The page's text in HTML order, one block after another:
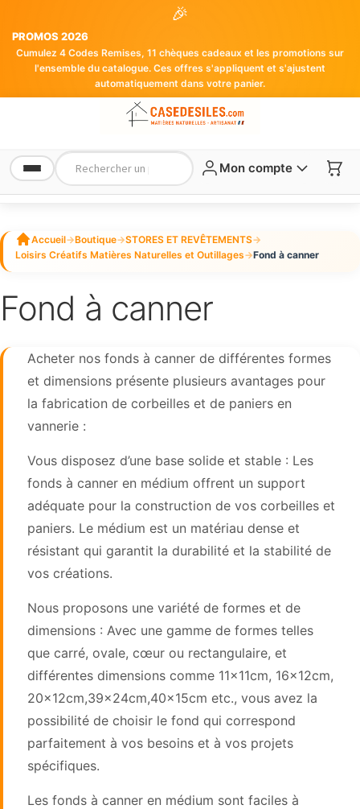
🎉
PROMOS 2026
Cumulez 4 Codes Remises, 11 chèques cadeaux et les promotions sur
l'ensemble du catalogue. Ces offres s'appliquent et s'ajustent
automatiquement dans votre panier.
Mon compte
Accueil→Boutique→STORES ET REVÊTEMENTS→
Loisirs Créatifs Matières Naturelles et Outillages→Fond à canner
Fond à canner
Acheter nos fonds à canner de différentes formes
et dimensions présente plusieurs avantages pour
la fabrication de corbeilles et de paniers en
vannerie :
Vous disposez d’une base solide et stable : Les
fonds à canner en médium offrent un support
adéquate pour la construction de vos corbeilles et
paniers. Le médium est un matériau dense et
résistant qui garantit la durabilité et la stabilité de
vos créations.
Nous proposons une variété de formes et de
dimensions : Avec une gamme de formes telles
que carré, ovale, cœur ou rectangulaire, et
différentes dimensions comme 11x11cm, 16x12cm,
20x12cm,39x24cm,40x15cm etc., vous avez la
possibilité de choisir le fond qui correspond
parfaitement à vos besoins et à vos projets
spécifiques.
Les fonds à canner en médium sont faciles à